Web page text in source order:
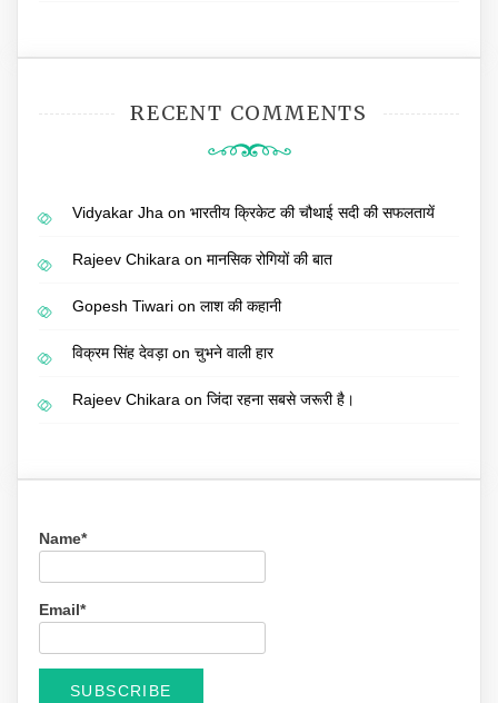
RECENT COMMENTS
Vidyakar Jha on भारतीय क्रिकेट की चौथाई सदी की सफलतायें
Rajeev Chikara on मानसिक रोगियों की बात
Gopesh Tiwari on लाश की कहानी
विक्रम सिंह देवड़ाon चुभने वाली हार
Rajeev Chikara on जिंदा रहना सबसे जरूरी है।
Name*
Email*